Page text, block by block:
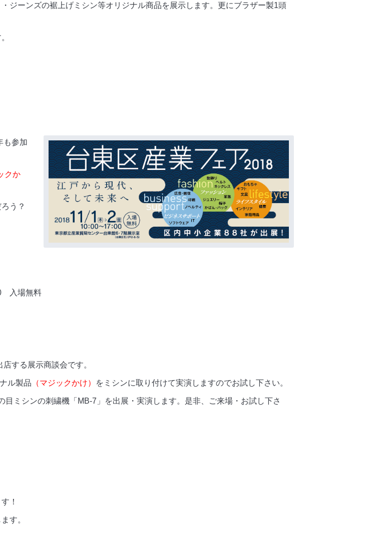
ジーンズの裾上げミシン等オリジナル商品を展示します。更にブラザー製1頭
も参加
クか
う？
入場無料
する展示商談会です。
ル製品 （マジックかけ） をミシンに取り付けて実演しますのでお試し下さい。
ミシンの刺繍機「MB-7」を出展・実演します。是非、ご来場・お試し下さ
！
す。